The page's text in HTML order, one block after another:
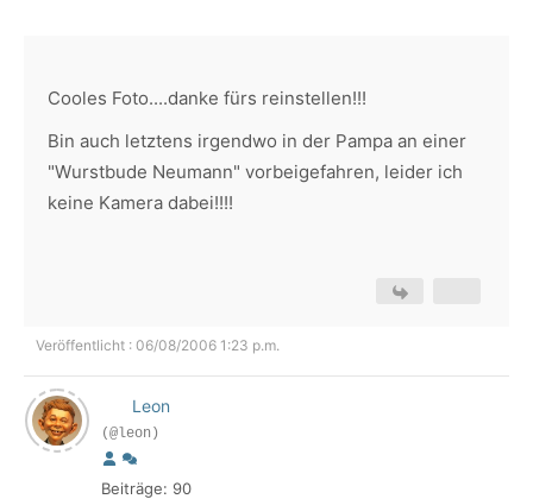
Cooles Foto....danke fürs reinstellen!!!
Bin auch letztens irgendwo in der Pampa an einer
"Wurstbude Neumann" vorbeigefahren, leider ich
keine Kamera dabei!!!!
Veröffentlicht : 06/08/2006 1:23 p.m.
Leon
(@leon)
Beiträge: 90